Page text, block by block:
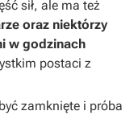
sił, ale ma też
oraz niektórzy
w godzinach
postaci z
zamknięte i próba